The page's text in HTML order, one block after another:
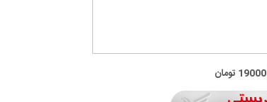
19000 تومان